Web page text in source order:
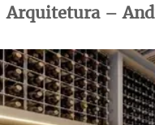
Arquitetura –